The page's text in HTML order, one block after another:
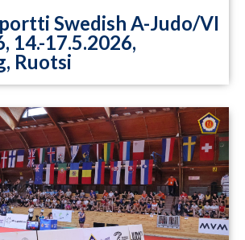
Swedish A-Judo/VI
14.-17.5.2026,
Ruotsi